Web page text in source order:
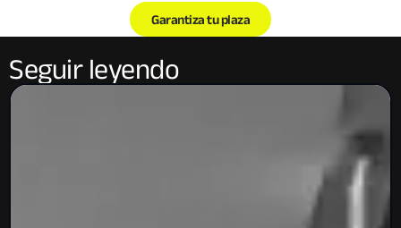
Garantiza tu plaza
Seguir leyendo